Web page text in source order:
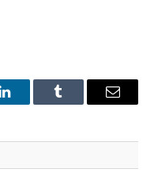
LinkedInTumblr
E-